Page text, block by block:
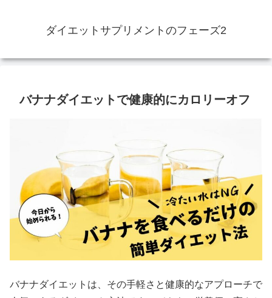
ダイエットサプリメントのフェーズ2
バナナダイエットで健康的にカロリーオフ
バナナダイエットは、その手軽さと健康的なアプローチで